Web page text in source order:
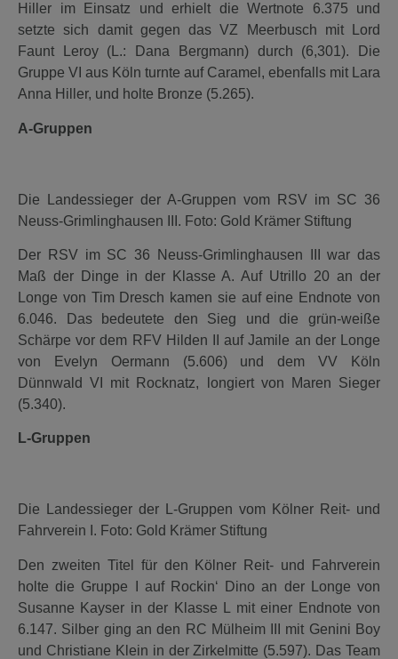
Hiller im Einsatz und erhielt die Wertnote 6.375 und
setzte sich damit gegen das VZ Meerbusch mit Lord
Faunt Leroy (L.: Dana Bergmann) durch (6,301). Die
Gruppe VI aus Köln turnte auf Caramel, ebenfalls mit Lara
Anna Hiller, und holte Bronze (5.265).
A-Gruppen
Die Landessieger der A-Gruppen vom RSV im SC 36
Neuss-Grimlinghausen III. Foto: Gold Krämer Stiftung
Der RSV im SC 36 Neuss-Grimlinghausen III war das
Maß der Dinge in der Klasse A. Auf Utrillo 20 an der
Longe von Tim Dresch kamen sie auf eine Endnote von
6.046. Das bedeutete den Sieg und die grün-weiße
Schärpe vor dem RFV Hilden II auf Jamile an der Longe
von Evelyn Oermann (5.606) und dem VV Köln
Dünnwald VI mit Rocknatz, longiert von Maren Sieger
(5.340).
L-Gruppen
Die Landessieger der L-Gruppen vom Kölner Reit- und
Fahrverein I. Foto: Gold Krämer Stiftung
Den zweiten Titel für den Kölner Reit- und Fahrverein
holte die Gruppe I auf Rockin‘ Dino an der Longe von
Susanne Kayser in der Klasse L mit einer Endnote von
6.147. Silber ging an den RC Mülheim III mit Genini Boy
und Christiane Klein in der Zirkelmitte (5.597). Das Team